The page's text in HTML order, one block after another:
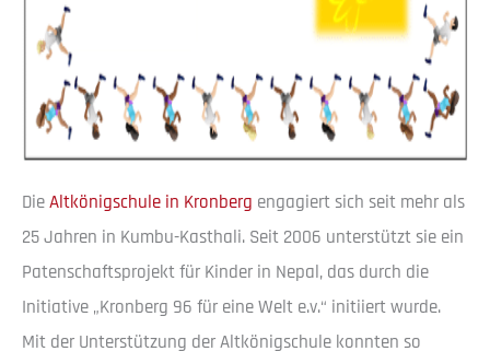
DieAltkönigschule in Kronberg engagiert sich seit mehr als
25 Jahren in Kumbu-Kasthali. Seit 2006 unterstützt sie ein
Patenschaftsprojekt für Kinder in Nepal, das durch die
Initiative „Kronberg 96 für eine Welt e.v.“ initiiert wurde.
Mit der Unterstützung der Altkönigschule konnten so